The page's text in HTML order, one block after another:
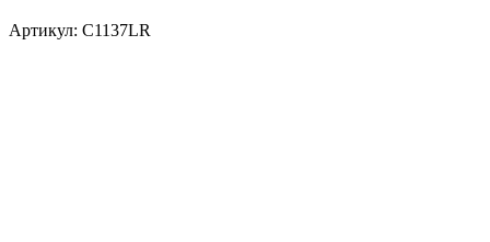
Артикул: C1137LR